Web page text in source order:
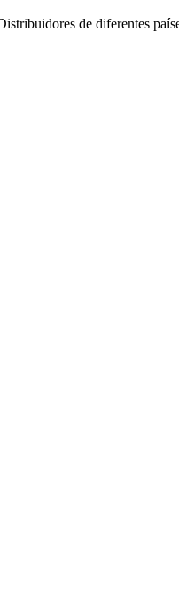
de diferentes